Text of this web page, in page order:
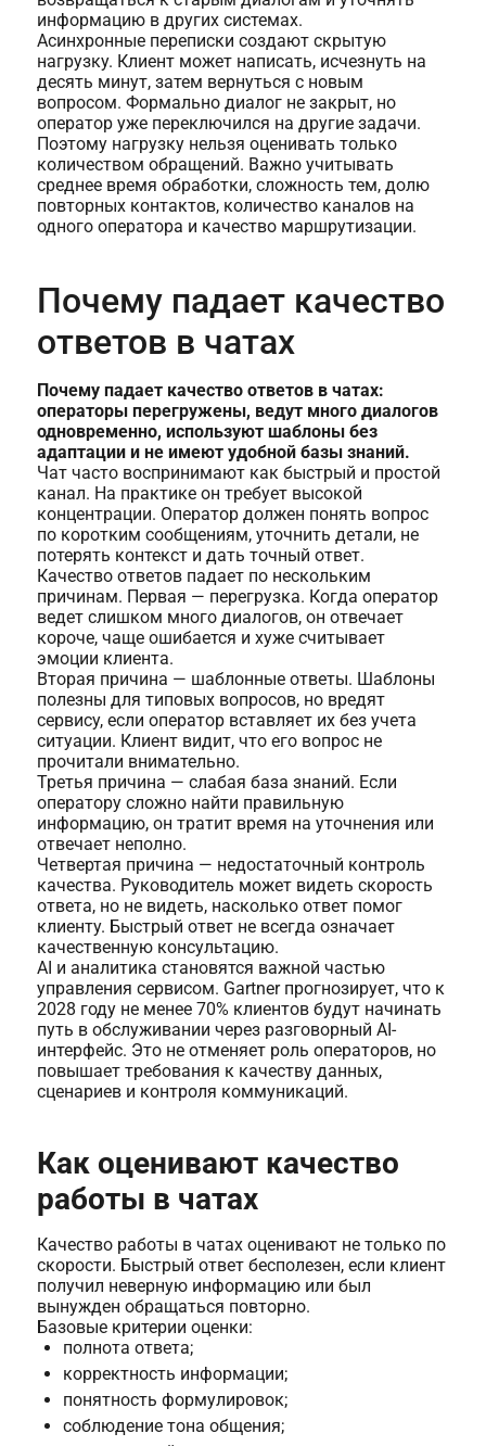
информацию в других системах.
Асинхронные переписки создают скрытую
нагрузку. Клиент может написать, исчезнуть на
десять минут, затем вернуться с новым
вопросом. Формально диалог не закрыт, но
оператор уже переключился на другие задачи.
Поэтому нагрузку нельзя оценивать только
количеством обращений. Важно учитывать
среднее время обработки, сложность тем, долю
повторных контактов, количество каналов на
одного оператора и качество маршрутизации.
Почему падает качество
ответов в чатах
Почему падает качество ответов в чатах:
операторы перегружены, ведут много диалогов
одновременно, используют шаблоны без
адаптации и не имеют удобной базы знаний.
Чат часто воспринимают как быстрый и простой
канал. На практике он требует высокой
концентрации. Оператор должен понять вопрос
по коротким сообщениям, уточнить детали, не
потерять контекст и дать точный ответ.
Качество ответов падает по нескольким
причинам. Первая — перегрузка. Когда оператор
ведет слишком много диалогов, он отвечает
короче, чаще ошибается и хуже считывает
эмоции клиента.
Вторая причина — шаблонные ответы. Шаблоны
полезны для типовых вопросов, но вредят
сервису, если оператор вставляет их без учета
ситуации. Клиент видит, что его вопрос не
прочитали внимательно.
Третья причина — слабая база знаний. Если
оператору сложно найти правильную
информацию, он тратит время на уточнения или
отвечает неполно.
Четвертая причина — недостаточный контроль
качества. Руководитель может видеть скорость
ответа, но не видеть, насколько ответ помог
клиенту. Быстрый ответ не всегда означает
качественную консультацию.
AI и аналитика становятся важной частью
управления сервисом. Gartner прогнозирует, что к
2028 году не менее 70% клиентов будут начинать
путь в обслуживании через разговорный AI-
интерфейс. Это не отменяет роль операторов, но
повышает требования к качеству данных,
сценариев и контроля коммуникаций.
Как оценивают качество
работы в чатах
Качество работы в чатах оценивают не только по
скорости. Быстрый ответ бесполезен, если клиент
получил неверную информацию или был
вынужден обращаться повторно.
Базовые критерии оценки:
полнота ответа;
корректность информации;
понятность формулировок;
соблюдение тона общения;